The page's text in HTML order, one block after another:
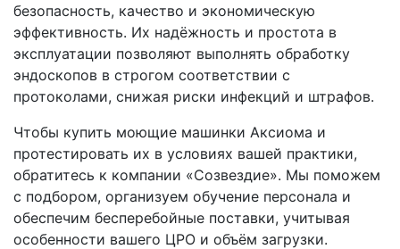
безопасность, качество и экономическую
эффективность. Их надёжность и простота в
эксплуатации позволяют выполнять обработку
эндоскопов в строгом соответствии с
протоколами, снижая риски инфекций и штрафов.
Чтобы купить моющие машинки Аксиома и
протестировать их в условиях вашей практики,
обратитесь к компании «Созвездие». Мы поможем
с подбором, организуем обучение персонала и
обеспечим бесперебойные поставки, учитывая
особенности вашего ЦРО и объём загрузки.